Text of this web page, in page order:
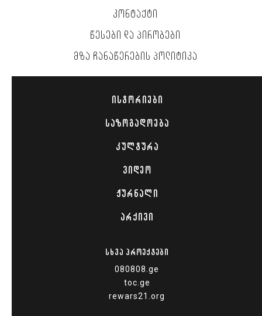
ᲙᲝᲜᲢᲐᲥᲢᲘ
ᲬᲔᲡᲔᲑᲘ ᲓᲐ ᲞᲘᲠᲝᲑᲔᲑᲘ
ᲛᲖᲐ ᲩᲐᲜᲐᲬᲔᲠᲔᲑᲘᲡ ᲞᲝᲚᲘᲢᲘᲙᲐ
ᲘᲡᲢᲝᲠᲘᲔᲑᲘ
ᲡᲐᲖᲝᲒᲐᲓᲝᲔᲑᲐ
ᲙᲣᲚᲢᲣᲠᲐ
ᲕᲘᲓᲔᲝ
ᲟᲣᲠᲜᲐᲚᲘ
ᲐᲠᲥᲘᲕᲘ
ᲡᲮᲕᲐ ᲞᲠᲝᲔᲥᲢᲔᲑᲘ
080808.ge
toc.ge
rewars21.org